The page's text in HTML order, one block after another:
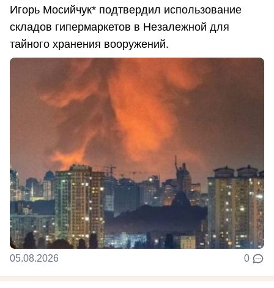
Игорь Мосийчук* подтвердил использование
складов гипермаркетов в Незалежной для
тайного хранения вооружений.
05.08.2026 0